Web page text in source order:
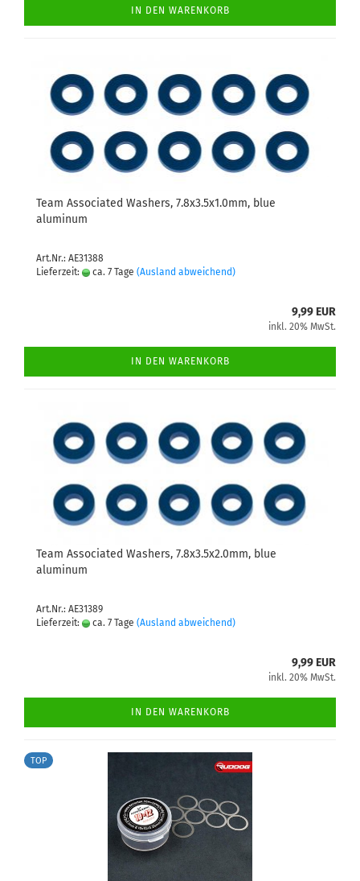
IN DEN WARENKORB
Team Associated Washers, 7.8x3.5x1.0mm, blue
aluminum
Art.Nr.: AE31388
Lieferzeit:
ca. 7 Tage (Ausland abweichend)
9,99 EUR
inkl. 20% MwSt.
IN DEN WARENKORB
Team Associated Washers, 7.8x3.5x2.0mm, blue
aluminum
Art.Nr.: AE31389
Lieferzeit:
ca. 7 Tage (Ausland abweichend)
9,99 EUR
inkl. 20% MwSt.
IN DEN WARENKORB
TOP